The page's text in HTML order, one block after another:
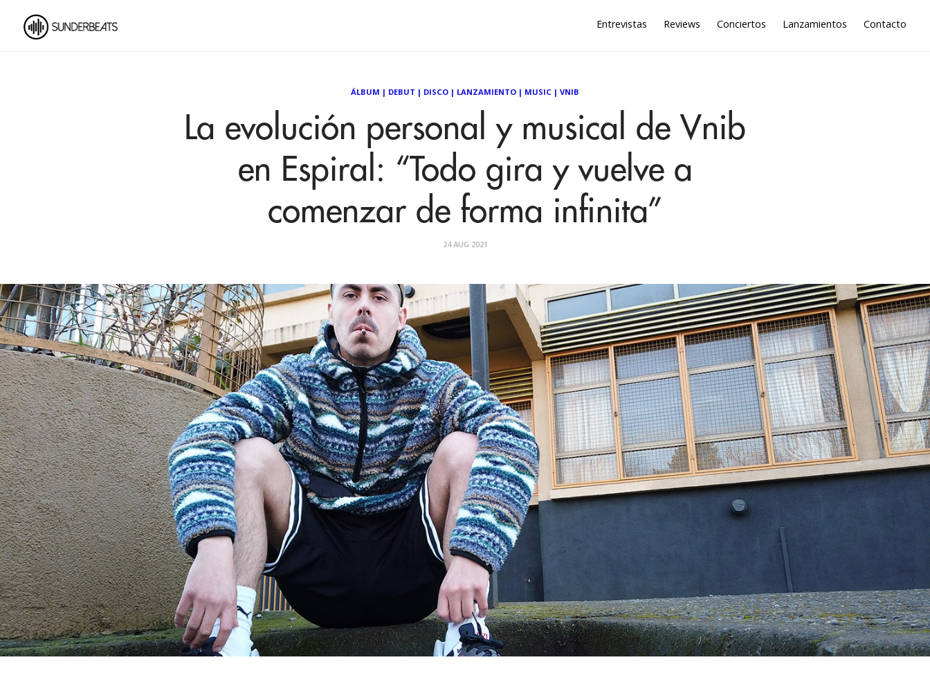
Entrevistas Reviews Conciertos Lanzamientos Contacto
ÁLBUM | DEBUT | DISCO | LANZAMIENTO | MUSIC | VNIB
La evolución personal y musical de Vnib
en Espiral: “Todo gira y vuelve a
comenzar de forma infinita”
24 AUG 2021